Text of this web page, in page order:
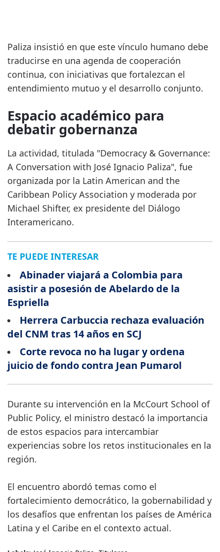
Paliza insistió en que este vínculo humano debe
traducirse en una agenda de cooperación
continua, con iniciativas que fortalezcan el
entendimiento mutuo y el desarrollo conjunto.
Espacio académico para
debatir gobernanza
La actividad, titulada "Democracy & Governance:
A Conversation with José Ignacio Paliza", fue
organizada por la Latin American and the
Caribbean Policy Association y moderada por
Michael Shifter, ex presidente del Diálogo
Interamericano.
TE PUEDE INTERESAR
Abinader viajará a Colombia para
asistir a posesión de Abelardo de la
Espriella
Herrera Carbuccia rechaza evaluación
del CNM tras 14 años en SCJ
Corte revoca no ha lugar y ordena
juicio de fondo contra Jean Pumarol
Durante su intervención en la McCourt School of
Public Policy, el ministro destacó la importancia
de estos espacios para intercambiar
experiencias sobre los retos institucionales en la
región.
El encuentro abordó temas como el
fortalecimiento democrático, la gobernabilidad y
los desafíos que enfrentan los países de América
Latina y el Caribe en el contexto actual.